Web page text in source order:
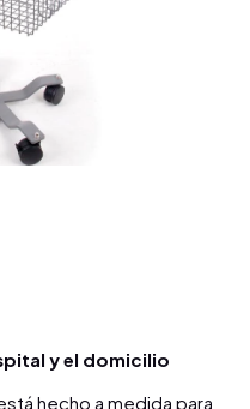
y el domicilio
hecho a medida para